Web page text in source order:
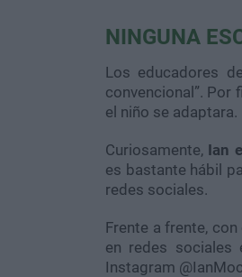
NINGUNA
Los educadores
convencional”. Por
el niño se adaptara.
Curiosamente, Ian
es bastante hábil
redes sociales.
Frente a frente,
en redes
Instagram